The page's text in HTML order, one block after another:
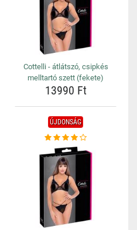
Cottelli - átlátszó, csipkés
melltartó szett (fekete)
13990 Ft
ÚJDONSÁG